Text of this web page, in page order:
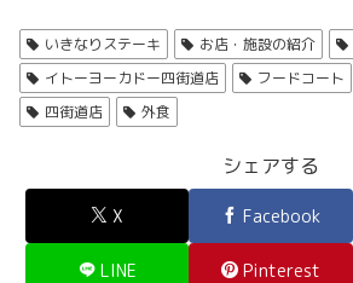
いきなりステーキ お店・施設の紹介
イトーヨーカドー四街道店
フードコート
四街道店
外食
シェアする
X Facebook
LINE Pinterest